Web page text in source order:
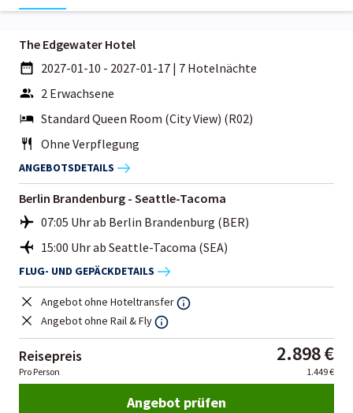
The Edgewater Hotel
2027-01-10 - 2027-01-17 | 7 Hotelnächte
2 Erwachsene
Standard Queen Room (City View) (R02)
Ohne Verpflegung
ANGEBOTSDETAILS
Berlin Brandenburg - Seattle-Tacoma
07:05 Uhr ab Berlin Brandenburg (BER)
15:00 Uhr ab Seattle-Tacoma (SEA)
FLUG- UND GEPÄCKDETAILS
Angebot ohne Hoteltransfer
Angebot ohne Rail & Fly
Reisepreis 2.898 €
Pro Person 1.449 €
Angebot prüfen